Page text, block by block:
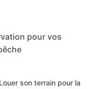
pour vos
Louer son terrain pour la